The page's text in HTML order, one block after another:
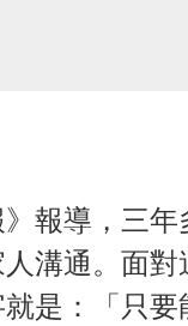
報導，三
溝通。面
是：「只